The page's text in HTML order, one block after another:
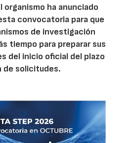
organismo ha anunciado
convocatoria para que
de investigación
tiempo para preparar sus
del inicio oficial del plazo
de solicitudes.